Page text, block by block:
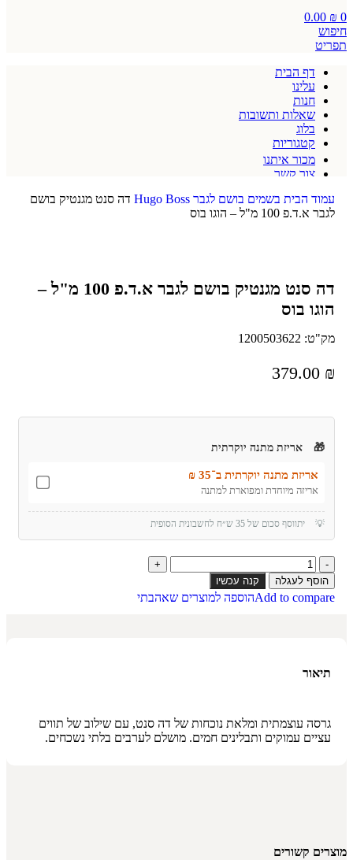
0
0.00 ₪
חיפוש
תפריט
דף הבית
עלינו
חנות
שאלות ותשובות
בלוג
קטגוריות
מכור איתנו
צור קשר
עמוד הבית בשמים בושם לגבר Hugo Boss דה סנט מגנטיק בושם
לגבר א.ד.פ 100 מ"ל – הוגו בוס
דה סנט מגנטיק בושם לגבר א.ד.פ 100 מ"ל –
הוגו בוס
מק"ט: 1200503622
379.00 ₪
🎁 אריזת מתנה יוקרתית
אריזת מתנה יוקרתית ב־35 ₪
אריזה מיוחדת ומפוארת למתנה
💡 יתווסף סכום של 35 ש״ח לחשבונית הסופית
הוסף לעגלה קנה עכשיו
Add to compareהוספה למוצרים שאהבתי
תיאור
גרסה עוצמתית ומלאת נוכחות של דה סנט, עם שילוב של תווים
עציים עמוקים ותבלינים חמים. מושלם לערבים בלתי נשכחים.
מוצרים קשורים